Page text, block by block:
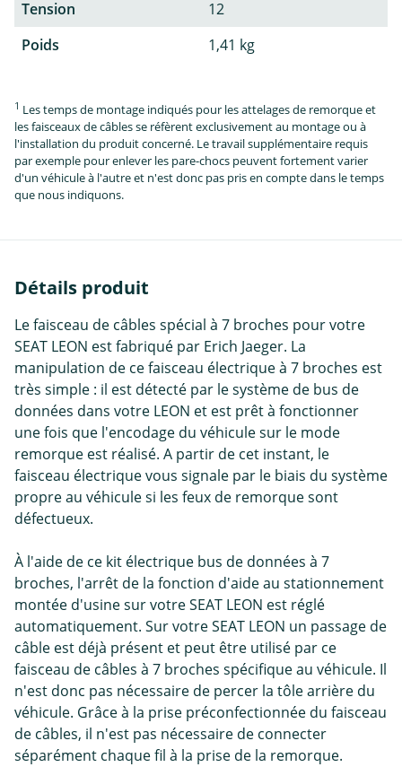
Tension
12
Poids
1,41 kg
1 Les temps de montage indiqués pour les attelages de remorque et
les faisceaux de câbles se réfèrent exclusivement au montage ou à
l'installation du produit concerné. Le travail supplémentaire requis
par exemple pour enlever les pare-chocs peuvent fortement varier
d'un véhicule à l'autre et n'est donc pas pris en compte dans le temps
que nous indiquons.
Détails produit
Le faisceau de câbles spécial à 7 broches pour votre
SEAT LEON est fabriqué par Erich Jaeger. La
manipulation de ce faisceau électrique à 7 broches est
très simple : il est détecté par le système de bus de
données dans votre LEON et est prêt à fonctionner
une fois que l'encodage du véhicule sur le mode
remorque est réalisé. A partir de cet instant, le
faisceau électrique vous signale par le biais du système
propre au véhicule si les feux de remorque sont
défectueux.
À l'aide de ce kit électrique bus de données à 7
broches, l'arrêt de la fonction d'aide au stationnement
montée d'usine sur votre SEAT LEON est réglé
automatiquement. Sur votre SEAT LEON un passage de
câble est déjà présent et peut être utilisé par ce
faisceau de câbles à 7 broches spécifique au véhicule. Il
n'est donc pas nécessaire de percer la tôle arrière du
véhicule. Grâce à la prise préconfectionnée du faisceau
de câbles, il n'est pas nécessaire de connecter
séparément chaque fil à la prise de la remorque.